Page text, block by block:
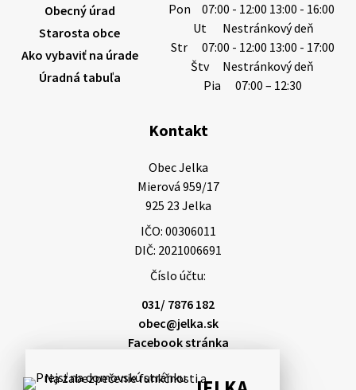
Na zabezpečenie funkčnosti a
5. augusta 2026 12:59
3. augusta 2026 08:45
Smútočné oznamy: 03.08.2026 1/ Vážení obyvatelia!S
hlbokým zármutkom Vám oznamujeme, že vo veku
84 rokov nás opustil Ján Letusek. Pohreb zosnulého
bude dňa 4.08.2026 v utorok 10.00…
3. augusta 2026 08:44
Vážení obyvatelia!S hlbokým zármutkom Vám
Obecný úrad
Starosta obce
Ako vybaviť na úrade
Úradná tabuľa
Pon
07:00 - 12:00 13:00 - 16:00
Ut
Nestránkový deň
Str
07:00 - 12:00 13:00 - 17:00
Štv
Nestránkový deň
Pia
07:00 – 12:30
Kontakt
Obec Jelka
Mierová 959/17
925 23 Jelka
IČO: 00306011
DIČ: 2021006691
Číslo účtu:
031/ 7876 182
obec@jelka.sk
Facebook stránka